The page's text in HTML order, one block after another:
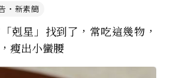
剋星」找到了，常吃這幾物，
瘦出小蠻腰
・新素簡